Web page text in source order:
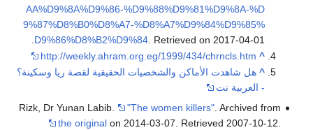
AA%D9%8A%D9%86-%D9%88%D9%81%D9%8A-%D
9%87%D8%B0%D8%A7-%D8%A7%D9%84%D9%85%
D9%86%D8%B2%D9%84 . Retrieved on 2017-04-01
^
http://weekly.ahram.org.eg/1999/434/chrncls.htm
^ هل شاهدت الأماكن والشخصيات الحقيقية لقصة ريا وسكينة؟
- العربية نت
Rizk, Dr Yunan Labib.
"The women killers". Archived from
the originalon 2014-03-07. Retrieved 2007-10-12.